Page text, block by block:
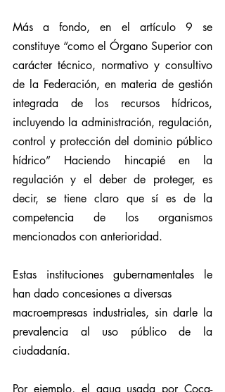
Más a fondo, en el artículo 9 se
constituye “como el Órgano Superior con
carácter técnico, normativo y consultivo
de la Federación, en materia de gestión
integrada de los recursos hídricos,
incluyendo la administración, regulación,
control y protección del dominio público
hídrico” Haciendo hincapié en la
regulación y el deber de proteger, es
decir, se tiene claro que sí es de la
competencia de los organismos
mencionados con anterioridad.
Estas instituciones gubernamentales le
han dado concesiones a diversas
macroempresas industriales, sin darle la
prevalencia al uso público de la
ciudadanía.
Por ejemplo, el agua usada por Coca-